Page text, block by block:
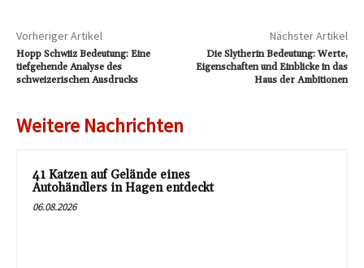
Vorheriger Artikel
Hopp Schwiiz Bedeutung: Eine
tiefgehende Analyse des
schweizerischen Ausdrucks
Nächster Artikel
Die Slytherin Bedeutung: Werte,
Eigenschaften und Einblicke in das
Haus der Ambitionen
Weitere Nachrichten
41 Katzen auf Gelände eines
Autohändlers in Hagen entdeckt
06.08.2026